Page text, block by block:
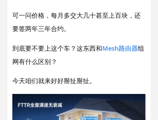
服务支持
新闻中心
在线购买
联系我们
云平台
可一问价格，每月多交大几十甚至上百块，还
要签两年三年合约。
到底要不要上这个车？这东西和Mesh路由器组
网有什么区别？
今天咱们就来好好掰扯掰扯。